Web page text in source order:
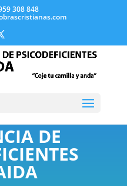
308 848
DE